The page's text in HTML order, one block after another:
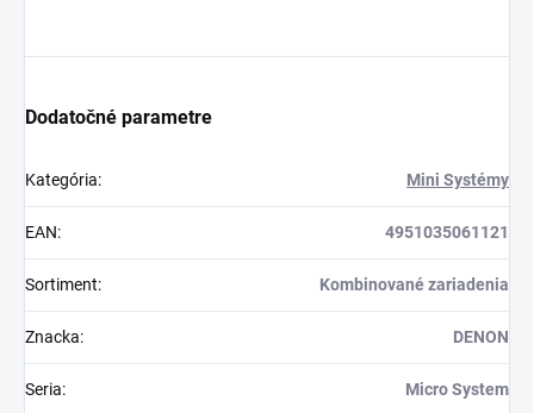
Dodatočné parametre
Kategória: Mini Systémy
EAN: 4951035061121
Sortiment: Kombinované zariadenia
Znacka: DENON
Seria: Micro System